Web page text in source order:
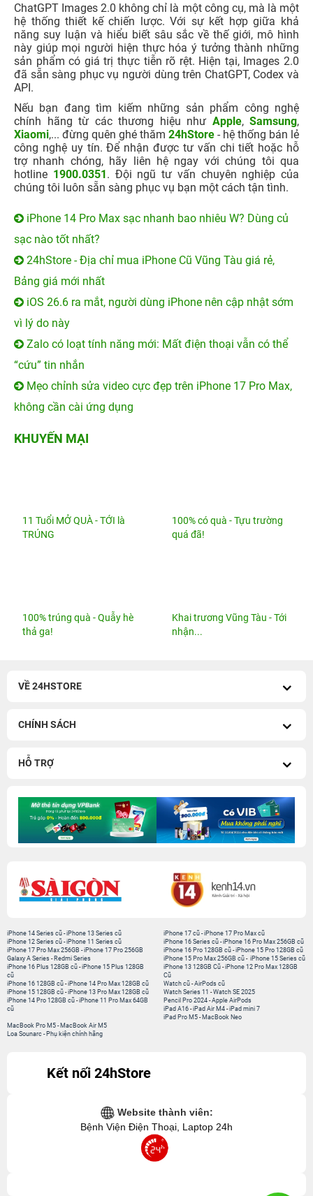
ChatGPT Images 2.0 không chỉ là một công cụ, mà là một
hệ thống thiết kế chiến lược. Với sự kết hợp giữa khả
năng suy luận và hiểu biết sâu sắc về thế giới, mô hình
này giúp mọi người hiện thực hóa ý tưởng thành những
sản phẩm có giá trị thực tiễn rõ rệt. Hiện tại, Images 2.0
đã sẵn sàng phục vụ người dùng trên ChatGPT, Codex và
API.
Nếu bạn đang tìm kiếm những sản phẩm công nghệ
chính hãng từ các thương hiệu như Apple, Samsung,
Xiaomi,... đừng quên ghé thăm 24hStore - hệ thống bán lẻ
công nghệ uy tín. Để nhận được tư vấn chi tiết hoặc hỗ
trợ nhanh chóng, hãy liên hệ ngay với chúng tôi qua
hotline 1900.0351. Đội ngũ tư vấn chuyên nghiệp của
chúng tôi luôn sẵn sàng phục vụ bạn một cách tận tình.
iPhone 14 Pro Max sạc nhanh bao nhiêu W? Dùng củ
sạc nào tốt nhất?
24hStore - Địa chỉ mua iPhone Cũ Vũng Tàu giá rẻ,
Bảng giá mới nhất
iOS 26.6 ra mắt, người dùng iPhone nên cập nhật sớm
vì lý do này
Zalo có loạt tính năng mới: Mất điện thoại vẫn có thể
“cứu” tin nhắn
Mẹo chỉnh sửa video cực đẹp trên iPhone 17 Pro Max,
không cần cài ứng dụng
KHUYẾN MẠI
11 Tuổi MỞ QUÀ - TỚI là
TRÚNG
100% có quà - Tựu trường
quá đã!
100% trúng quà - Quẫy hè
thả ga!
Khai trương Vũng Tàu - Tới
nhận...
VỀ 24HSTORE
CHÍNH SÁCH
HỖ TRỢ
iPhone 14 Series cũ -iPhone 13 Series cũ
iPhone 12 Series cũ -iPhone 11 Series cũ
iPhone 17 Pro Max 256GB -iPhone 17 Pro 256GB
Galaxy A Series - Redmi Series
iPhone 17 cũ -iPhone 17 Pro Max cũ
iPhone 16 Series cũ - iPhone 16 Pro Max 256GB cũ
iPhone 16 Pro 128GB cũ -iPhone 15 Pro 128GB cũ
iPhone 15 Pro Max 256GB cũ - iPhone 15 Series cũ
iPhone 16 Plus 128GB cũ -iPhone 15 Plus 128GB
cũ
iPhone 16 128GB cũ -iPhone 14 Pro Max 128GB cũ
iPhone 15 128GB cũ -iPhone 13 Pro Max 128GB cũ
iPhone 14 Pro 128GB cũ -iPhone 11 Pro Max 64GB
cũ
iPhone 13 128GB Cũ -iPhone 12 Pro Max 128GB
Cũ
Watch cũ -AirPods cũ
Watch Series 11 -Watch SE 2025
Pencil Pro 2024 -Apple AirPods
iPad A16 -iPad Air M4 -iPad mini 7
iPad Pro M5 - MacBook Neo
MacBook Pro M5 - MacBook Air M5
Loa Sounarc - Phụ kiện chính hãng
Kết nối 24hStore
Website thành viên:
Bệnh Viện Điện Thoại, Laptop 24h